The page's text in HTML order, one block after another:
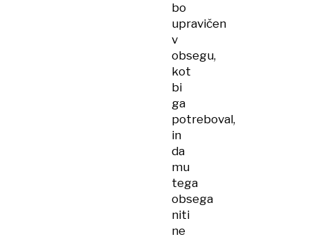
bo
upravičen
v
obsegu,
kot
bi
ga
potreboval,
in
da
mu
tega
obsega
niti
ne